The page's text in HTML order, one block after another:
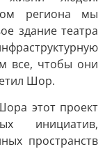
региона мы
здание театра
все, чтобы они
Шор.
этот проект
инициатив,
пространств